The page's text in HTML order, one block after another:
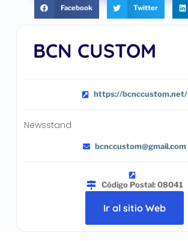
BCN CUSTOM
https://bcnccustom.net/
Newsstand
bcnccustom@gmail.com
Código Postal: 08041
Ir al sitio Web
Facebook Twitter